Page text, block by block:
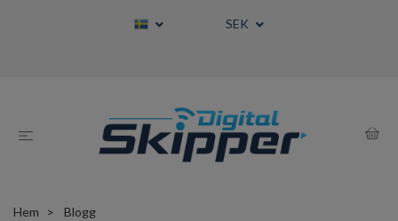
SEK
Hem
Blogg